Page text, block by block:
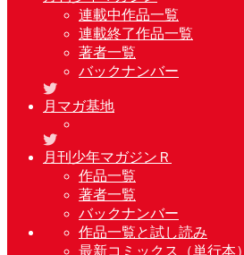
連載中作品一覧
連載終了作品一覧
著者一覧
バックナンバー
月マガ基地
月刊少年マガジンＲ
作品一覧
著者一覧
バックナンバー
作品一覧と試し読み
最新コミックス（単行本）